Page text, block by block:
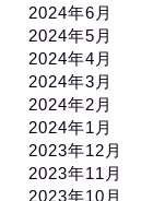
2024年6月
2024年5月
2024年4月
2024年3月
2024年2月
2024年1月
2023年12月
2023年11月
2023年10月